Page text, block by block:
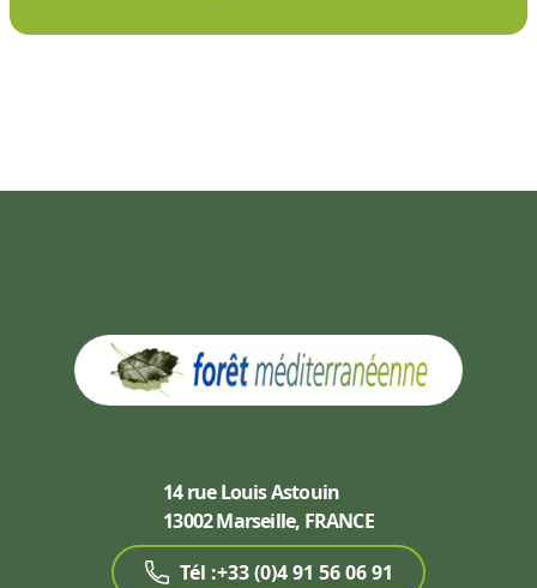
14 rue Louis Astouin
13002 Marseille, FRANCE
Tél :+33 (0)4 91 56 06 91